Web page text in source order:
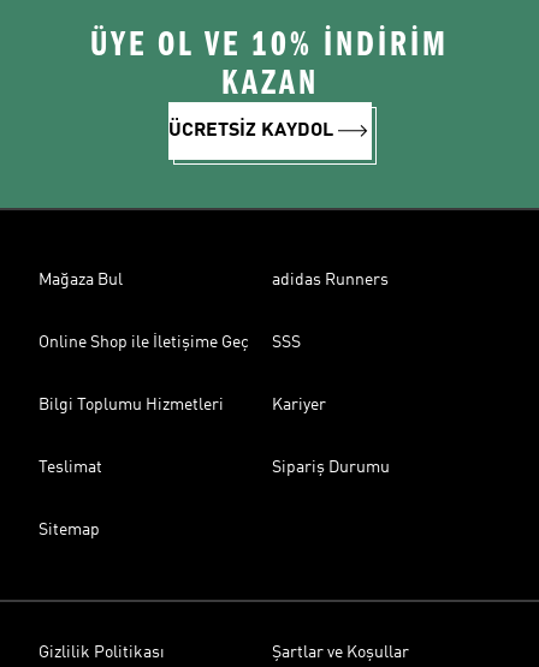
ÜYE OL VE 10% İNDİRİM
KAZAN
ÜCRETSİZ KAYDOL
Mağaza Bul adidas Runners
Online Shop ile İletişime Geç SSS
Bilgi Toplumu Hizmetleri Kariyer
Teslimat Sipariş Durumu
Sitemap
Gizlilik Politikası Şartlar ve Koşullar